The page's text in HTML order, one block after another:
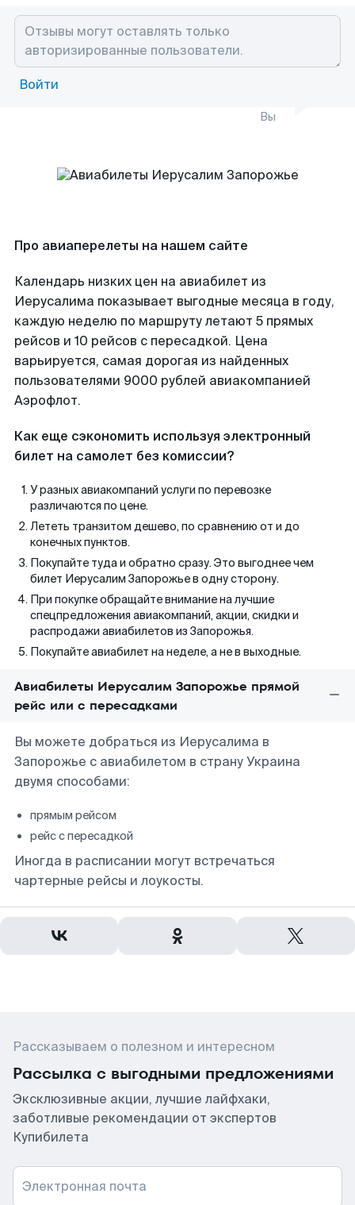
Войти
Вы
Про авиаперелеты на нашем сайте
Календарь низких цен на авиабилет из
Иерусалима показывает выгодные месяца в году,
каждую неделю по маршруту летают 5 прямых
рейсов и 10 рейсов с пересадкой. Цена
варьируется, самая дорогая из найденных
пользователями 9000 рублей авиакомпанией
Аэрофлот.
Как еще сэкономить используя электронный
билет на самолет без комиссии?
У разных авиакомпаний услуги по перевозке
различаются по цене.
Лететь транзитом дешево, по сравнению от и до
конечных пунктов.
Покупайте туда и обратно сразу. Это выгоднее чем
билет Иерусалим Запорожье в одну сторону.
При покупке обращайте внимание на лучшие
спецпредложения авиакомпаний, акции, скидки и
распродажи авиабилетов из Запорожья.
Покупайте авиабилет на неделе, а не в выходные.
Авиабилеты Иерусалим Запорожье прямой
рейс или с пересадками
Вы можете добраться из Иерусалима в
Запорожье с авиабилетом в страну Украина
двумя способами:
прямым рейсом
рейс с пересадкой
Иногда в расписании могут встречаться
чартерные рейсы и лоукосты.
Рассказываем о полезном и интересном
Рассылка с выгодными предложениями
Эксклюзивные акции, лучшие лайфхаки,
заботливые рекомендации от экспертов
Купибилета
Электронная почта